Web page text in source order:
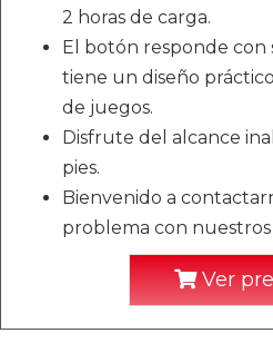
2 horas de carga.
El botón responde con
tiene un diseño
de juegos.
Disfrute del alcance
pies.
Bienvenido a
problema con
Ver